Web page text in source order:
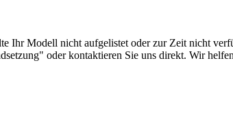
Modell nicht aufgelistet oder zur Zeit nicht
oder kontaktieren Sie uns direkt. Wir